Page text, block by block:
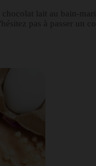
lait au bain-
pas à passer un